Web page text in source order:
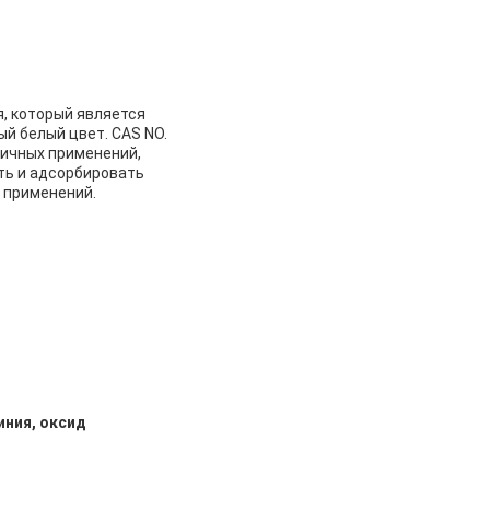
который является
белый цвет. CAS NO.
применений,
и адсорбировать
оксид